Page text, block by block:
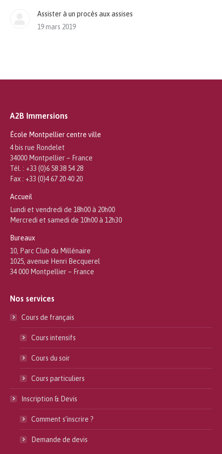
Assister à un procès aux assises
19 mars 2019
A2B Immersions
École Montpellier centre ville
4 bis rue Rondelet
34000 Montpellier – France
Tél. : +33 (0)6 58 38 54 28
Fax : +33 (0)4 67 20 40 20
Accueil
Lundi et vendredi de 18h00 à 20h00
Mercredi et samedi de 10h00 à 12h30
Bureaux
10, Parc Club du Millénaire
1025, avenue Henri Becquerel
34 000 Montpellier – France
Nos services
Cours de français
Cours intensifs
Cours du soir
Cours particuliers
Inscription & Devis
Comment s’inscrire ?
Demande de devis